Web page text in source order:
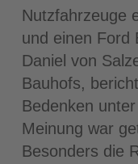
Nutzfahrzeuge
und einen Ford
Daniel von
Bauhofs,
Bedenken
Meinung war
Besonders die